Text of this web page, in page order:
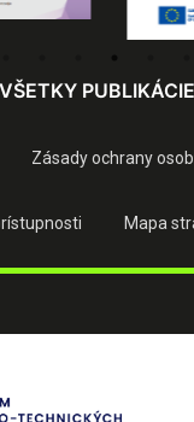
VŠETKY PUBLIKÁCIE
Zásady ochrany
Mapa